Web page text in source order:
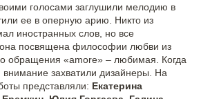
голосами заглушили мелодию в
ее в оперную арию. Никто из
иностранных слов, но все
она посвящена философии любви из
обращения «amore» – любимая. Когда
внимание захватили дизайнеры. На
представляли: Екатерина